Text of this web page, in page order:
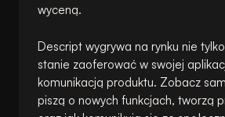
wyceną.
Descript wygrywa na rynku nie
stanie zaoferować w swojej
komunikacją produktu. Zobacz
piszą o nowych funkcjach, tworzą